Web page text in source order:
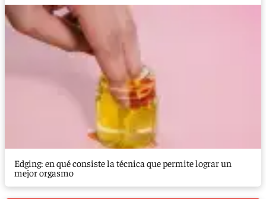
Edging: en qué consiste la técnica que permite lograr un
mejor orgasmo